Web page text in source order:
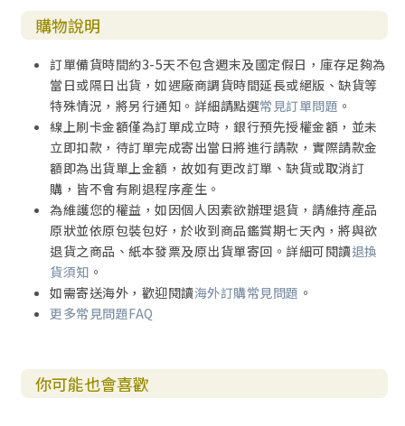
附錄 凱珀的公共神學及其遺產：訪談北美改革宗公共知識分
訪談錄說明
謝志斌
塑造世界的基督教：愛與正義、讚歎與悲傷——訪談基督教哲
學家沃爾特斯托夫
上帝的主權：教會、國家與社會——訪談基督教政治思想家斯
克倫
自由與秩序：基督教、人權與文化——訪談基督教法學家維特
編者、作者與譯者簡介
購物說明
訂單備貨時間約3-5天不包含週末及國定假日，庫存足夠為
當日或隔日出貨，如遇廠商調貨時間延長或絕版、缺貨等
特殊情況，將另行通知。詳細請點選常見訂單問題 。
線上刷卡金額僅為訂單成立時，銀行預先授權金額，並未
立即扣款，待訂單完成寄出當日將進行請款，實際請款金
額即為出貨單上金額，故如有更改訂單、缺貨或取消訂
購，皆不會有刷退程序產生。
為維護您的權益，如因個人因素欲辦理退貨，請維持產品
原狀並依原包裝包好，於收到商品鑑賞期七天內，將與欲
退貨之商品、紙本發票及原出貨單寄回。詳細可閱讀退換
貨須知 。
如需寄送海外，歡迎閱讀海外訂購常見問題 。
更多常見問題FAQ
你可能也會喜歡